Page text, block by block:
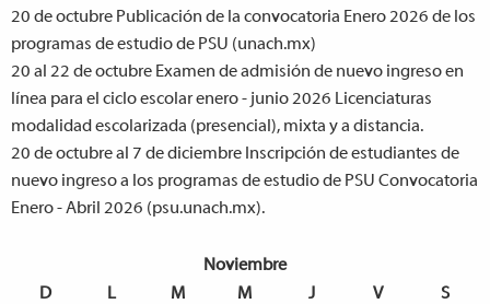
20 de octubre Publicación de la convocatoria Enero 2026 de los
programas de estudio de PSU (unach.mx)
20 al 22 de octubre Examen de admisión de nuevo ingreso en
línea para el ciclo escolar enero - junio 2026 Licenciaturas
modalidad escolarizada (presencial), mixta y a distancia.
20 de octubre al 7 de diciembre Inscripción de estudiantes de
nuevo ingreso a los programas de estudio de PSU Convocatoria
Enero - Abril 2026 (psu.unach.mx).
Noviembre
D
L M M J V
S